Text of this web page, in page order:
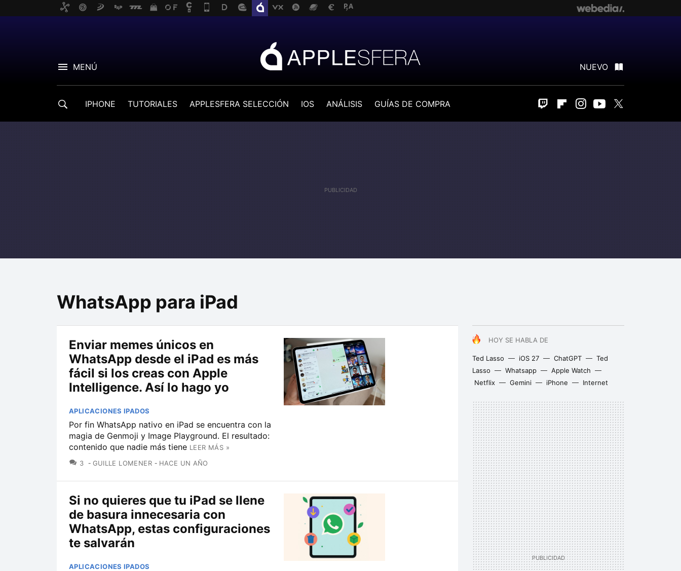
MENÚ NUEVO
IPHONE TUTORIALES APPLESFERA SELECCIÓN IOS ANÁLISIS GUÍAS DE COMPRA Twitch FlipboardInstagram
Youtube
WhatsApp para iPad
HOY SE HABLA DE
Ted Lasso iOS 27 ChatGPT
Ted
Lasso
Whatsapp
Apple Watch
Netflix
Gemini iPhone Internet
Enviar memes únicos en
WhatsApp desde el iPad es más
fácil si los creas con Apple
Intelligence. Así lo hago yo
APLICACIONES IPADOS
Por fin WhatsApp nativo en iPad se encuentra con la
magia de Genmoji y Image Playground. El resultado:
contenido que nadie más tiene LEER MÁS »
3 COMENTARIOS
GUILLE LOMENER HACE UN AÑO
Si no quieres que tu iPad se llene
de basura innecesaria con
WhatsApp, estas configuraciones
te salvarán
APLICACIONES IPADOS